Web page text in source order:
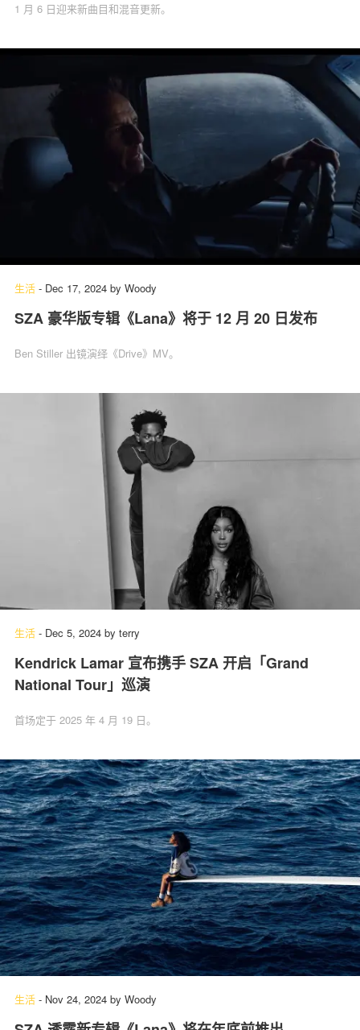
1 月 6 日迎来新曲目和混音更新。
生活 - Dec 17, 2024 by Woody
SZA 豪华版专辑《Lana》将于 12 月 20 日发布
Ben Stiller 出镜演绎《Drive》MV。
生活 - Dec 5, 2024 by terry
Kendrick Lamar 宣布携手 SZA 开启「Grand
National Tour」巡演
首场定于 2025 年 4 月 19 日。
生活 - Nov 24, 2024 by Woody